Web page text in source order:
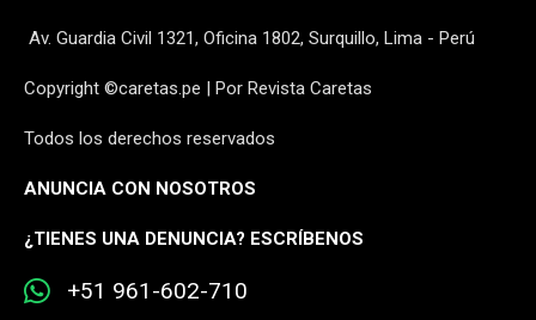
Av. Guardia Civil 1321, Oficina 1802, Surquillo, Lima - Perú
Copyright ©caretas.pe | Por Revista Caretas
Todos los derechos reservados
ANUNCIA CON NOSOTROS
¿TIENES UNA DENUNCIA? ESCRÍBENOS
+51 961-602-710